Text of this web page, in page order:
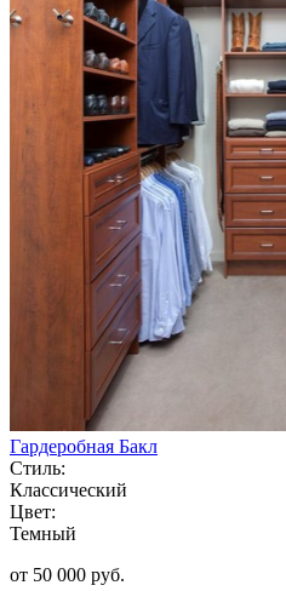
Гардеробная Бакл
Стиль:
Классический
Цвет:
Темный
от 50 000 руб.